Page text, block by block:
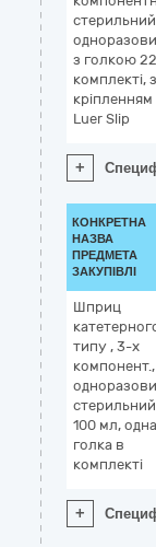
з голкою
комплекті, з
кріпленням
Luer Slip
+
КОНКРЕТНА
НАЗВА
ПРЕДМЕТА
ЗАКУПІВЛІ
Шприц
типу , 3-х
компонент.,
100 мл, одна
голка в
комплекті
+